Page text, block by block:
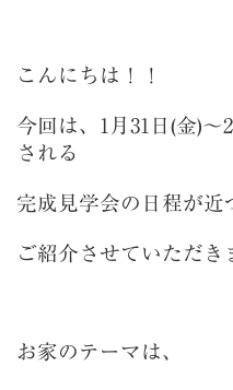
こんにちは！！
今回は、1月31日(金)～
される
完成見学会の日程が近
ご紹介させていただき
お家のテーマは、